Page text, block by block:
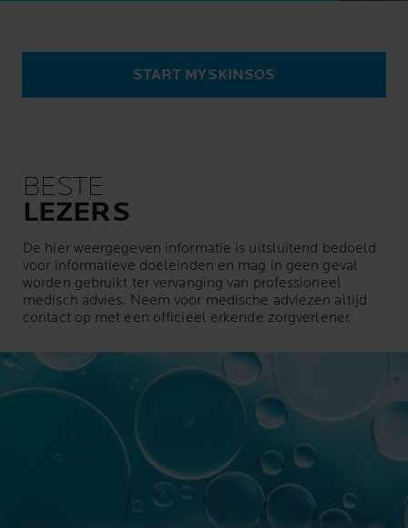
START MYSKINSOS
BESTE
LEZERS
De hier weergegeven informatie is uitsluitend bedoeld
voor informatieve doeleinden en mag in geen geval
worden gebruikt ter vervanging van professioneel
medisch advies. Neem voor medische adviezen altijd
contact op met een officieel erkende zorgverlener.